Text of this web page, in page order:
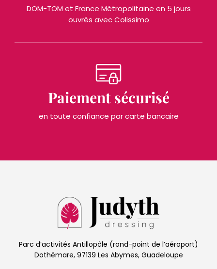
DOM-TOM et France Métropolitaine en 5 jours
ouvrés avec Colissimo
Paiement sécurisé
en toute confiance par carte bancaire
Parc d’activités Antillopôle (rond-point de l’aéroport)
Dothémare, 97139 Les Abymes, Guadeloupe